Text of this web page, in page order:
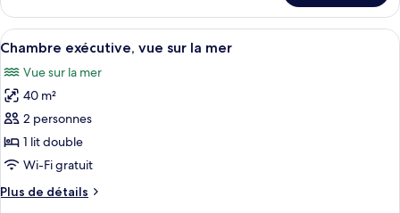
vue
sur
mer
Chambre
supérieure,
vue
la
mer
Afficher
toutes
les
photos
pour
ce
type
chambre :
Une chambre d’hôtel avec un lit, un
2
Chambre exécutive, vue sur la mer
Vue sur la mer
40 m²
2 personnes
1 lit double
Wi-Fi gratuit
Plus de détails
Plus